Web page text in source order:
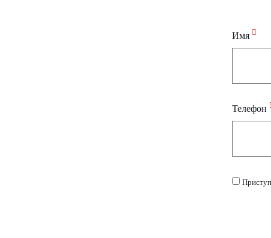
Имя
Телефон